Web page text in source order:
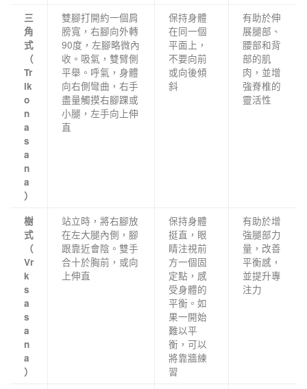
三
角
式
（
Tr
ik
o
n
a
s
a
n
a
）
雙腳打開約一個肩
膀寬，右腳向外轉
90度，左腳略微內
收。吸氣，雙臂側
平舉。呼氣，身體
向右側彎曲，右手
盡量觸摸右腳踝或
小腿，左手向上伸
直
保持身體
在同一個
平面上，
不要向前
或向後傾
斜
有助於伸
展腿部、
腰部和背
部的肌
肉，並增
強脊椎的
靈活性
樹
式
（
Vr
k
s
a
s
a
n
a
）
站立時，將右腳放
在左大腿內側，腳
跟靠近會陰。雙手
合十於胸前，或向
上伸直
保持身體
挺直，眼
睛注視前
方一個固
定點，感
受身體的
平衡。如
果一開始
難以平
衡，可以
將靠牆練
習
有助於增
強腿部力
量，改善
平衡感，
並提升專
注力